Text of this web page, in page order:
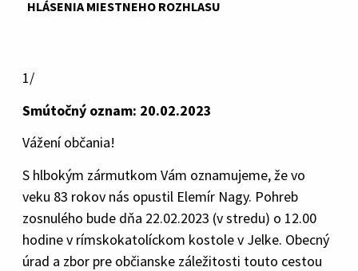
HLÁSENIA MIESTNEHO ROZHLASU
1/
Smútočný oznam: 20.02.2023
Vážení občania!
S hlbokým zármutkom Vám oznamujeme, že vo
veku 83 rokov nás opustil Elemír Nagy. Pohreb
zosnulého bude dňa 22.02.2023 (v stredu) o 12.00
hodine v rímskokatolíckom kostole v Jelke. Obecný
úrad a zbor pre občianske záležitosti touto cestou